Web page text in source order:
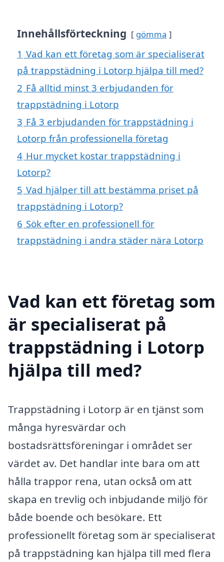
Innehållsförteckning gömma
1 Vad kan ett företag som är specialiserat
på trappstädning i Lotorp hjälpa till med?
2 Få alltid minst 3 erbjudanden för
trappstädning i Lotorp
3 Få 3 erbjudanden för trappstädning i
Lotorp från professionella företag
4 Hur mycket kostar trappstädning i
Lotorp?
5 Vad hjälper till att bestämma priset på
trappstädning i Lotorp?
6 Sök efter en professionell för
trappstädning i andra städer nära Lotorp
Vad kan ett företag som
är specialiserat på
trappstädning i Lotorp
hjälpa till med?
Trappstädning i Lotorp är en tjänst som
många hyresvärdar och
bostadsrättsföreningar i området ser
värdet av. Det handlar inte bara om att
hålla trappor rena, utan också om att
skapa en trevlig och inbjudande miljö för
både boende och besökare. Ett
professionellt företag som är specialiserat
på trappstädning kan hjälpa till med flera